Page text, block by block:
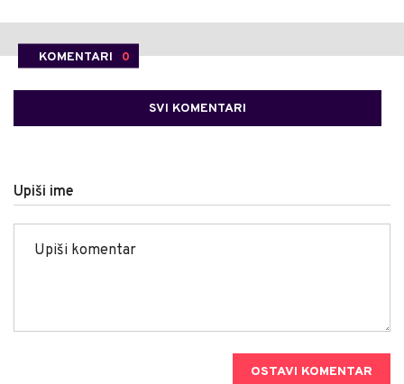
KOMENTARI 0
SVI KOMENTARI
Upiši ime
OSTAVI KOMENTAR